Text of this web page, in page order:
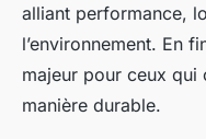
alliant performance,
l’environnement. En
majeur pour ceux qui
manière durable.